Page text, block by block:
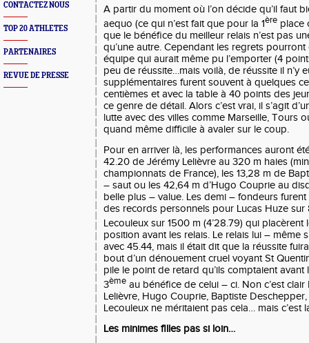
CONTACTEZ NOUS
TOP 20 ATHLETES
PARTENAIRES
REVUE DE PRESSE
A partir du moment où l’on décide qu’il faut
aequo (ce qui n’est fait que pour la 1ère place
que le bénéfice du meilleur relais n’est pas
qu’une autre. Cependant les regrets
équipe qui aurait même pu l’emporter (4
peu de réussite…mais voilà, de réussite il n’y
supplémentaires furent souvent à quelques
centièmes et avec la table à 40 points des
ce genre de détail. Alors c’est vrai, il s’agit
lutte avec des villes comme Marseille, Tours
quand même difficile à avaler sur le coup.
Pour en arriver là, les performances auront
42.20 de Jérémy Lelièvre au 320 m haies
championnats de France), les 13,28 m de
– saut ou les 42,64 m d’Hugo Couprie au
belle plus – value. Les demi – fondeurs
des records personnels pour Lucas Huze sur
Lecouleux sur 1500 m (4’28.79) qui
position avant les relais. Le relais lui – même
avec 45.44, mais il était dit que la réussite
bout d’un dénouement cruel voyant St
pile le point de retard qu’ils comptaient avant
3ème au bénéfice de celui – ci. Non c’est
Lelièvre, Hugo Couprie, Baptiste
Lecouleux ne méritaient pas cela… mais c’est
Les minimes filles pas si loin…